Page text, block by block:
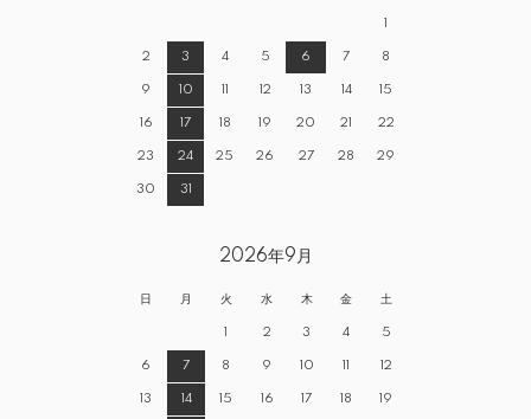
1
2 3 4 5 6 7 8
9 10 11 12 13 14 15
16 17 18 19 20 21 22
23 24 25 26 27 28 29
30 31
2026年9月
日 月 火 水 木 金 土
1 2 3 4 5
6 7 8 9 10 11 12
13 14 15 16 17 18 19